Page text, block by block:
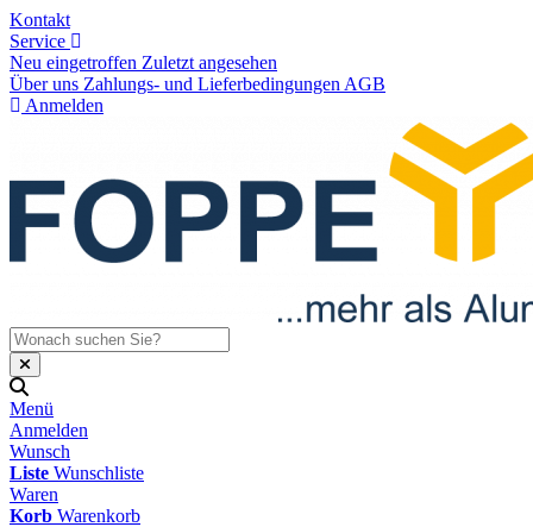
Kontakt
Service
Neu eingetroffen Zuletzt angesehen
Über uns Zahlungs- und Lieferbedingungen AGB
Anmelden
Menü
Anmelden
Wunsch
Liste Wunschliste
Waren
Korb Warenkorb